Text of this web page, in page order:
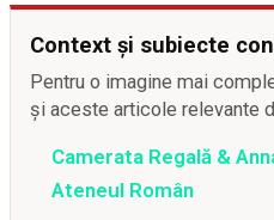
Context și subiecte
Pentru o imagine mai
și aceste articole relevante
Camerata Regală &
Ateneul Român